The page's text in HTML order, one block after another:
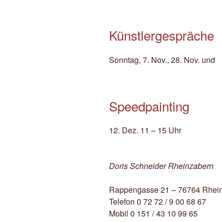
Künstlergespräche
Sonntag, 7. Nov., 28. Nov. und
Speedpainting
12. Dez. 11 – 15 Uhr
Doris Schneider Rheinzabern
Rappengasse 21 – 76764
Telefon 0 72 72 / 9 00 68 67
Mobil 0 151 / 43 10 99 65